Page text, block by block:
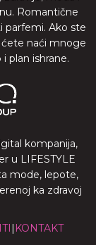
Romantične
parfemi. Ako ste
ćete naći mnoge
plan ishrane.
kompanija,
u LIFESTYLE
mode, lepote,
ka zdravoj
| KONTAKT